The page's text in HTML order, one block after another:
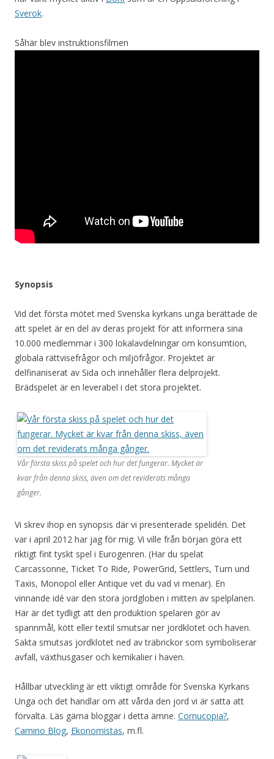
Sverok.
Såhär blev instruktionsfilmen
Synopsis
Vid det första mötet med Svenska kyrkans unga berättade de
att spelet är en del av deras projekt för att informera sina
10.000 medlemmar i 300 lokalavdelningar om konsumtion,
globala rättvisefrågor och miljöfrågor. Projektet är
delfinaniserat av Sida och innehåller flera delprojekt.
Brädspelet är en leverabel i det stora projektet.
Vår första skiss på spelet och hur det fungerar. Mycket är
kvar från denna skiss, även om det reviderats många
gånger.
Vi skrev ihop en synopsis där vi presenterade spelidén. Det
var i april 2012 har jag för mig. Vi ville från början göra ett
riktigt fint tyskt spel i Eurogenren. (Har du spelat
Carcassonne, Ticket To Ride, PowerGrid, Settlers, Turn und
Taxis, Monopol eller Antique vet du vad vi menar). En
vinnande idé var den stora jordgloben i mitten av spelplanen.
Här är det tydligt att den produktion spelaren gör av
spannmål, kött eller textil smutsar ner jordklotet och haven.
Sakta smutsas jordklotet ned av träbrickor som symboliserar
avfall, växthusgaser och kemikalier i haven.
Hållbar utveckling är ett viktigt område för Svenska Kyrkans
Unga och det handlar om att vårda den jord vi är satta att
förvalta. Läs gärna bloggar i detta ämne. Cornucopia?,
Camino Blog, Ekonomistas, m.fl.